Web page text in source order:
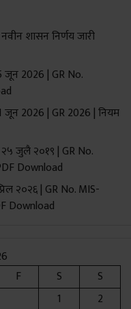
शासन निर्णय जारी
जून 2026 | GR No.
जून 2026 | GR 2026 | नियम
२५ जुलै २०१९ | GR No.
Download
२०२६ | GR No. MIS-
Download
F S
S
1
2